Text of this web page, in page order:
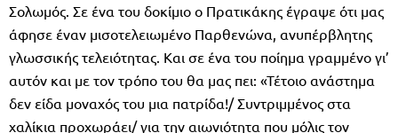
Σολωμός. Σε ένα του δοκίμιο ο Πρατικάκης έγραψε ότι μας
άφησε έναν μισοτελειωμένο Παρθενώνα, ανυπέρβλητης
γλωσσικής τελειότητας. Και σε ένα του ποίημα γραμμένο γι’
αυτόν και με τον τρόπο του θα μας πει: «Τέτοιο ανάστημα
δεν είδα μοναχός του μια πατρίδα!/ Συντριμμένος στα
χαλίκια προχωράει/ για την αιωνιότητα που μόλις τον